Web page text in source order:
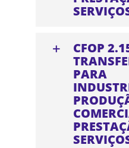
CFOP
PARA